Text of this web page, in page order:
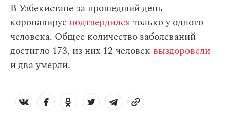
В Узбекистане за прошедший день
коронавирус подтвердился только у одного
человека. Общее количество заболеваний
достигло 173, из них 12 человек выздоровели
и два умерли.